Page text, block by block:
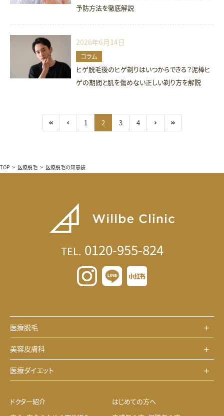
予防方法を徹底解説
2026年6月14日
コラム
ヒゲ脱毛後のヒゲ剃りはいつからできる？泥棒ヒ
ゲの期間と肌を傷めない正しい剃り方を解説
1 2 3 4
TOP > 医療脱毛 > 医療脱毛の知恵袋
TEL. 0120-955-824
医療脱毛
美容皮膚科
医療ダイエット
ドクター紹介
はじめての方へ